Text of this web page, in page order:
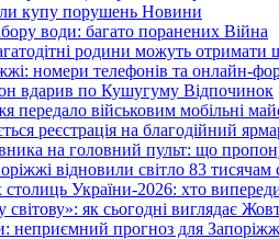
купу порушень Новини
води: багато поранених Війна
родини можуть отримати
номери телефонів та онлайн-
вдарив по Кушугуму Відпочинок
передало військовим мобільні
реєстрація на благодійний
на головний пульт: що
відновили світло 83 тисячам
України-2026: хто
як сьогодні виглядає
неприємний прогноз для